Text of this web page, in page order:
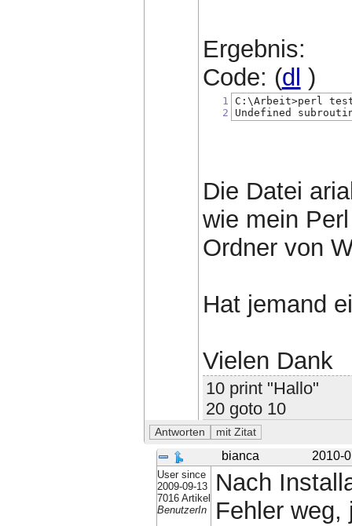
Ergebnis:
Code: (dl )
1
2
C:\Arbeit>perl
Undefined
Die Datei
wie mein
Ordner von
Hat jemand
Vielen Dank
10 print "Hallo"
20 goto 10
bianca 2010-
User since
2009-09-13
7016 Artikel
BenutzerIn
Nach
Fehler weg,